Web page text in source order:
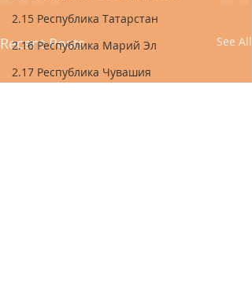
2.15 Республика Татарстан
2.16 Республика Марий Эл
2.17 Республика Чувашия
Recent Posts See All